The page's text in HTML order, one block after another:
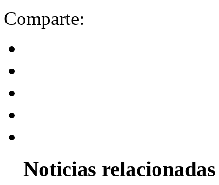
Comparte:
Noticias relacionadas